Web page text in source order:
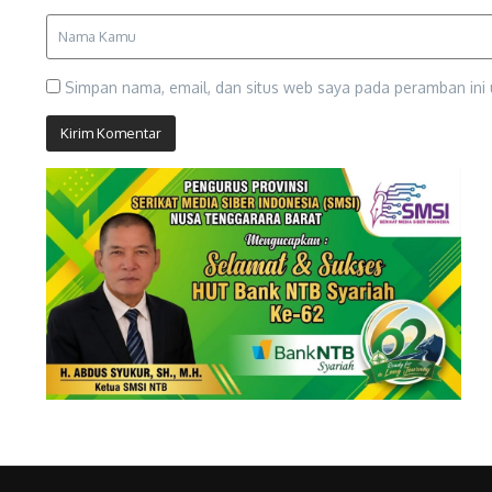
Simpan nama, email, dan situs web saya pada peramban